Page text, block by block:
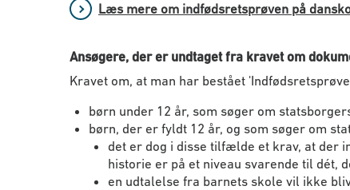
Læs mere om indfødsretsprøven på
Ansøgere, der er undtaget fra kravet om
Kravet om, at man har bestået
børn under 12 år, som søger om
børn, der er fyldt 12 år, og som søger om
det er dog i disse tilfælde et krav, at der
historie er på et niveau svarende til dét,
en udtalelse fra barnets skole vil ikke